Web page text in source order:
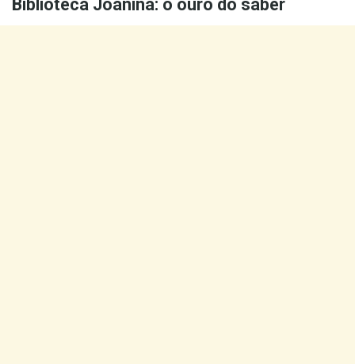
Biblioteca Joanina: o ouro do saber